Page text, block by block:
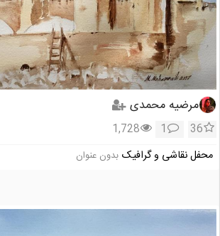
مرضیه محمدی
36
1
1,728
محفل نقاشی و گرافیک بدون عنوان